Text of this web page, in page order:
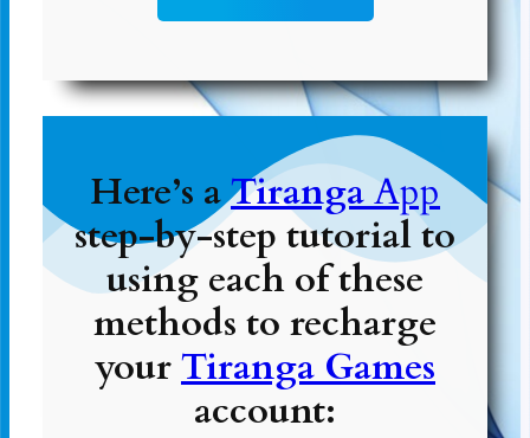
Here’s aTirangaApp
step-by-step tutorial to
using each of these
methods to recharge
yourTiranga Games
account: